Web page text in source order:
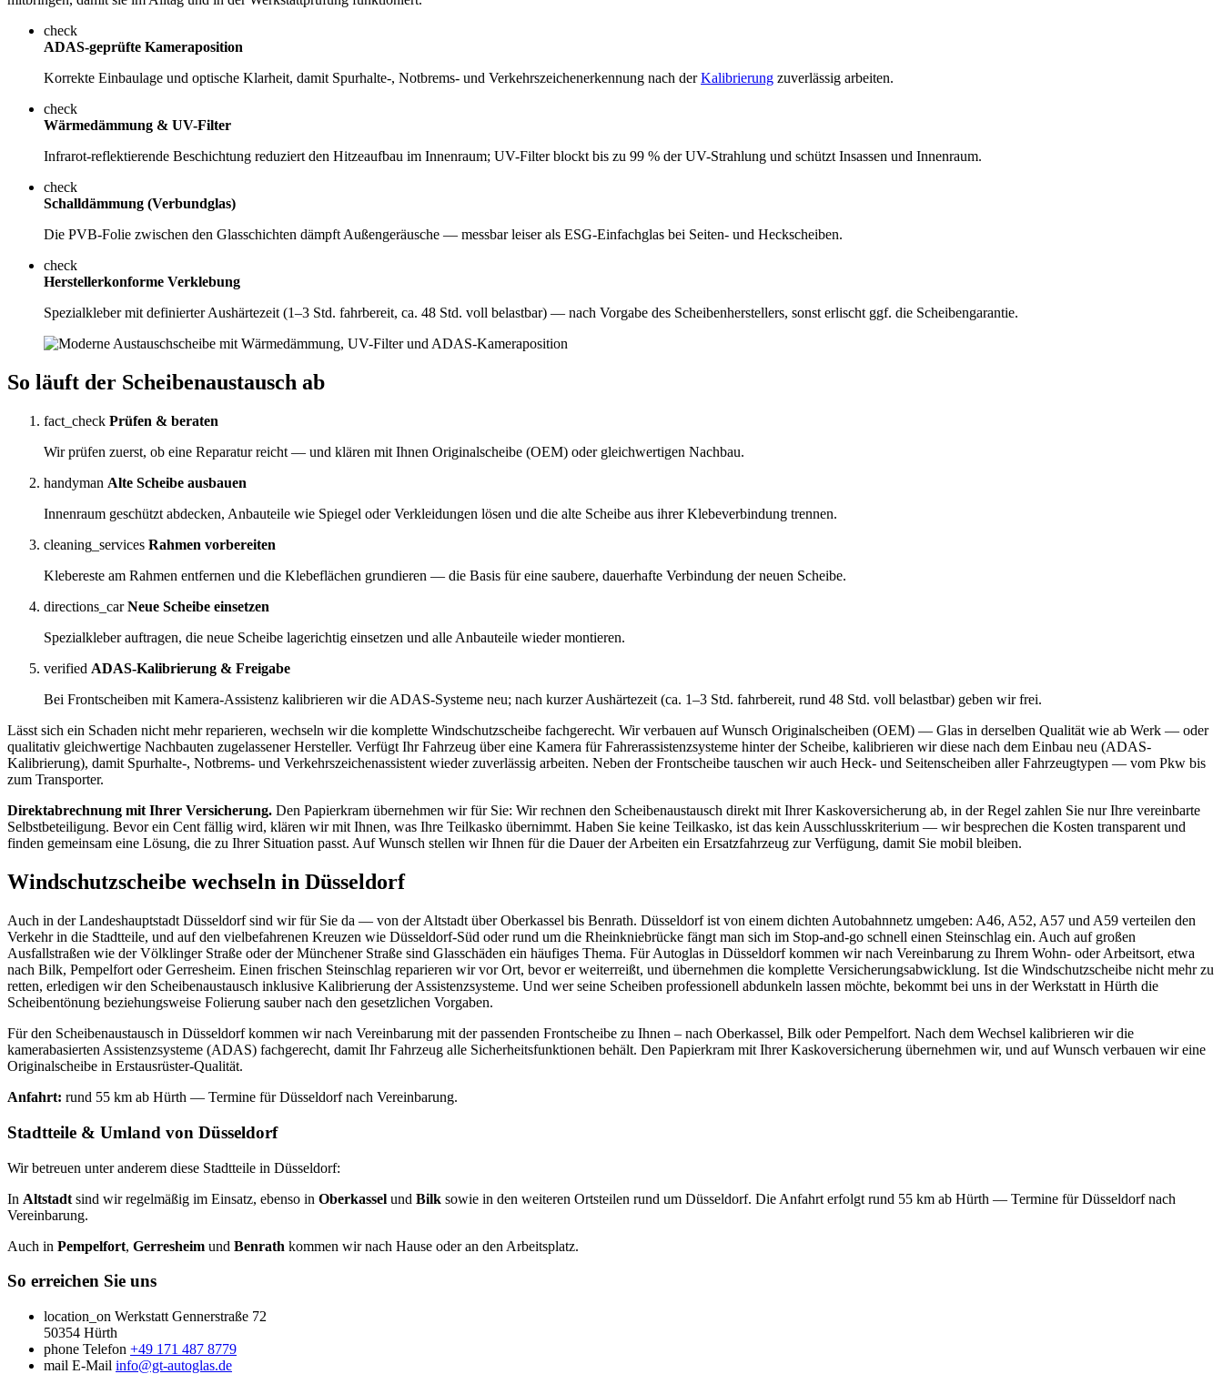
check
ADAS-geprüfte Kameraposition
Korrekte Einbaulage und optische Klarheit, damit Spurhalte-, Notbrems- und Verkehrszeichenerkennung nach derKalibrierung zuverlässig arbeiten.
check
Wärmedämmung & UV-Filter
Infrarot-reflektierende Beschichtung reduziert den Hitzeaufbau im Innenraum; UV-Filter blockt bis zu 99 % der UV-Strahlung und schützt Insassen und Innenraum.
check
Schalldämmung (Verbundglas)
Die PVB-Folie zwischen den Glasschichten dämpft Außengeräusche — messbar leiser als ESG-Einfachglas bei Seiten- und Heckscheiben.
check
Herstellerkonforme Verklebung
Spezialkleber mit definierter Aushärtezeit (1–3 Std. fahrbereit, ca. 48 Std. voll belastbar) — nach Vorgabe des Scheibenherstellers, sonst erlischt ggf. die Scheibengarantie.
So läuft der Scheibenaustausch ab
fact_check Prüfen & beraten
Wir prüfen zuerst, ob eine Reparatur reicht — und klären mit Ihnen Originalscheibe (OEM) oder gleichwertigen Nachbau.
handyman Alte Scheibe ausbauen
Innenraum geschützt abdecken, Anbauteile wie Spiegel oder Verkleidungen lösen und die alte Scheibe aus ihrer Klebeverbindung trennen.
cleaning_services Rahmen vorbereiten
Klebereste am Rahmen entfernen und die Klebeflächen grundieren — die Basis für eine saubere, dauerhafte Verbindung der neuen Scheibe.
directions_car Neue Scheibe einsetzen
Spezialkleber auftragen, die neue Scheibe lagerichtig einsetzen und alle Anbauteile wieder montieren.
verified ADAS-Kalibrierung & Freigabe
Bei Frontscheiben mit Kamera-Assistenz kalibrieren wir die ADAS-Systeme neu; nach kurzer Aushärtezeit (ca. 1–3 Std. fahrbereit, rund 48 Std. voll belastbar) geben wir frei.
Lässt sich ein Schaden nicht mehr reparieren, wechseln wir die komplette Windschutzscheibe fachgerecht. Wir verbauen auf Wunsch Originalscheiben (OEM) — Glas in derselben Qualität wie ab Werk — oder
qualitativ gleichwertige Nachbauten zugelassener Hersteller. Verfügt Ihr Fahrzeug über eine Kamera für Fahrerassistenzsysteme hinter der Scheibe, kalibrieren wir diese nach dem Einbau neu (ADAS-
Kalibrierung), damit Spurhalte-, Notbrems- und Verkehrszeichenassistent wieder zuverlässig arbeiten. Neben der Frontscheibe tauschen wir auch Heck- und Seitenscheiben aller Fahrzeugtypen — vom Pkw bis
zum Transporter.
Direktabrechnung mit Ihrer Versicherung. Den Papierkram übernehmen wir für Sie: Wir rechnen den Scheibenaustausch direkt mit Ihrer Kaskoversicherung ab, in der Regel zahlen Sie nur Ihre vereinbarte
Selbstbeteiligung. Bevor ein Cent fällig wird, klären wir mit Ihnen, was Ihre Teilkasko übernimmt. Haben Sie keine Teilkasko, ist das kein Ausschlusskriterium — wir besprechen die Kosten transparent und
finden gemeinsam eine Lösung, die zu Ihrer Situation passt. Auf Wunsch stellen wir Ihnen für die Dauer der Arbeiten ein Ersatzfahrzeug zur Verfügung, damit Sie mobil bleiben.
Windschutzscheibe wechseln in Düsseldorf
Auch in der Landeshauptstadt Düsseldorf sind wir für Sie da — von der Altstadt über Oberkassel bis Benrath. Düsseldorf ist von einem dichten Autobahnnetz umgeben: A46, A52, A57 und A59 verteilen den
Verkehr in die Stadtteile, und auf den vielbefahrenen Kreuzen wie Düsseldorf-Süd oder rund um die Rheinkniebrücke fängt man sich im Stop-and-go schnell einen Steinschlag ein. Auch auf großen
Ausfallstraßen wie der Völklinger Straße oder der Münchener Straße sind Glasschäden ein häufiges Thema. Für Autoglas in Düsseldorf kommen wir nach Vereinbarung zu Ihrem Wohn- oder Arbeitsort, etwa
nach Bilk, Pempelfort oder Gerresheim. Einen frischen Steinschlag reparieren wir vor Ort, bevor er weiterreißt, und übernehmen die komplette Versicherungsabwicklung. Ist die Windschutzscheibe nicht mehr zu
retten, erledigen wir den Scheibenaustausch inklusive Kalibrierung der Assistenzsysteme. Und wer seine Scheiben professionell abdunkeln lassen möchte, bekommt bei uns in der Werkstatt in Hürth die
Scheibentönung beziehungsweise Folierung sauber nach den gesetzlichen Vorgaben.
Für den Scheibenaustausch in Düsseldorf kommen wir nach Vereinbarung mit der passenden Frontscheibe zu Ihnen – nach Oberkassel, Bilk oder Pempelfort. Nach dem Wechsel kalibrieren wir die
kamerabasierten Assistenzsysteme (ADAS) fachgerecht, damit Ihr Fahrzeug alle Sicherheitsfunktionen behält. Den Papierkram mit Ihrer Kaskoversicherung übernehmen wir, und auf Wunsch verbauen wir eine
Originalscheibe in Erstausrüster-Qualität.
Anfahrt: rund 55 km ab Hürth — Termine für Düsseldorf nach Vereinbarung.
Stadtteile & Umland von Düsseldorf
Wir betreuen unter anderem diese Stadtteile in Düsseldorf:
In Altstadt sind wir regelmäßig im Einsatz, ebenso in Oberkassel und Bilk sowie in den weiteren Ortsteilen rund um Düsseldorf. Die Anfahrt erfolgt rund 55 km ab Hürth — Termine für Düsseldorf nach
Vereinbarung.
Auch in Pempelfort, Gerresheim und Benrath kommen wir nach Hause oder an den Arbeitsplatz.
So erreichen Sie uns
location_on Werkstatt Gennerstraße 72
50354 Hürth
phone Telefon +49 171 487 8779
mail E-Mail info@gt-autoglas.de